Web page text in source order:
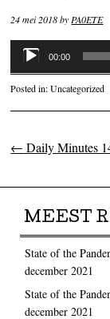
24 mei 2018byPA0ETE
Audiospeler
00:00
Posted in:Uncategorized
Post
← Daily Minutes
MEEST
State of the
december 2021
State of the
december 2021